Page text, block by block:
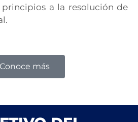
principios a la resolución de
Conoce más